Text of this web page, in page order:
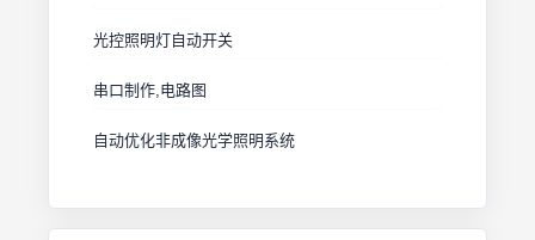
光控照明灯自动开关
串口制作,电路图
自动优化非成像光学照明系统